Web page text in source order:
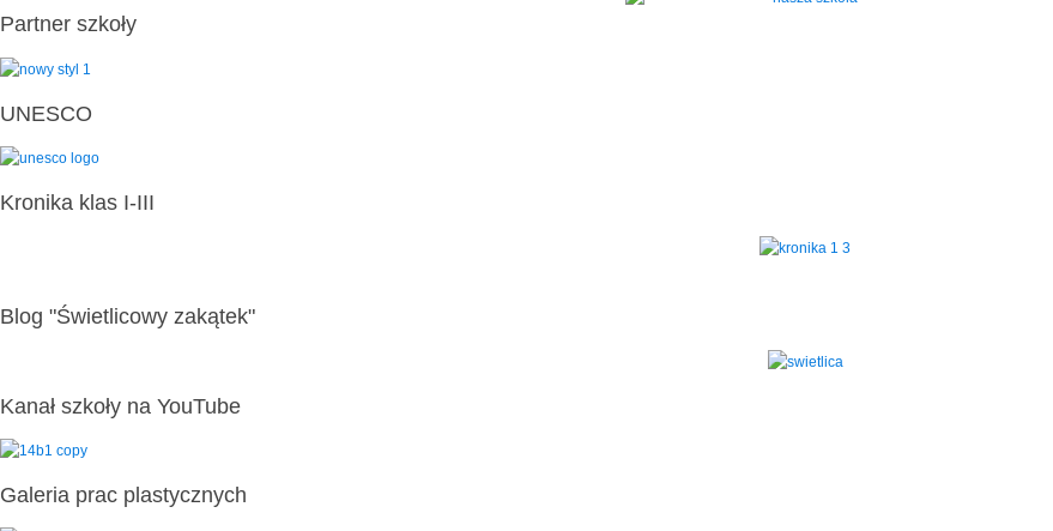
Partner szkoły
UNESCO
Kronika klas I-III
Blog "Świetlicowy zakątek"
Kanał szkoły na YouTube
Galeria prac plastycznych